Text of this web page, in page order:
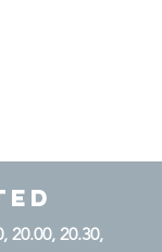
20.00, 20.30,